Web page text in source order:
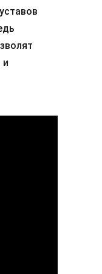
и